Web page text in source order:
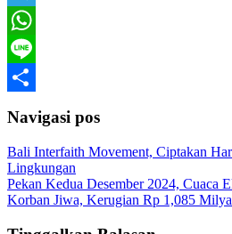
Telegram
WhatsApp
Line
Navigasi pos
Bali Interfaith Movement, Ciptakan
Lingkungan
Pekan Kedua Desember 2024, Cuaca
Korban Jiwa, Kerugian Rp 1,085